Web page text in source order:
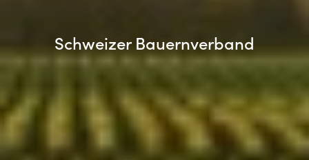
Schweizer Bauernverband